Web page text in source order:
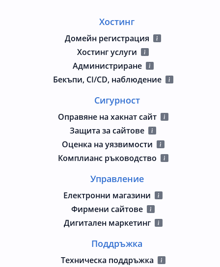
Хостинг
Домейн регистрация
Хостинг услуги
Администриране
Бекъпи, CI/CD, наблюдение
Сигурност
Оправяне на хакнат сайт
Защита за сайтове
Оценка на уязвимости
Комплианс ръководство
Управление
Електронни магазини
Фирмени сайтове
Дигитален маркетинг
Поддръжка
Техническа поддръжка